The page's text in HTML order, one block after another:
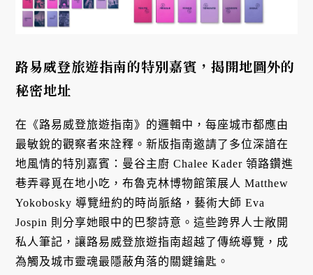
路易威登旅遊指南的特別嘉賓，揭開地圖外的
秘密地址
在《路易威登旅遊指南》的邏輯中，每座城市都應由
最敏銳的觀察者來詮釋。新版指南邀請了多位深諳在
地風情的特別嘉賓：曼谷主廚 Chalee Kader 領路鑽進
巷弄尋覓在地小吃，布魯克林博物館策展人 Matthew
Yokobosky 導覽紐約的時尚脈絡，藝術大師 Eva
Jospin 則分享她眼中的巴黎詩意。這些跨界人士敞開
私人筆記，讓路易威登旅遊指南超越了傳統導覽，成
為觸及城市靈魂最隱蔽角落的關鍵鑰匙。